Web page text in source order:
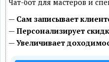
Чат-бот для мастеров и
— Сам записывает
—Персонализирует
—Увеличивает